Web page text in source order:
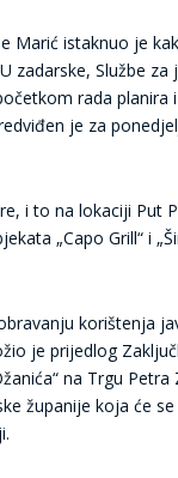
Marić istaknuo je
zadarske, Službe za
rada planira
je za
i to na lokaciji Put
„Capo Grill“ i
korištenja
je prijedlog
na Trgu
županije koja će